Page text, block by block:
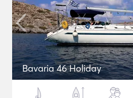
Bavaria 46 Holiday